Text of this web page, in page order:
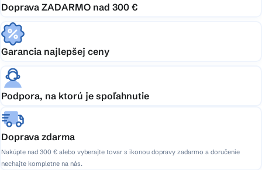
Doprava ZADARMO nad 300 €
Garancia najlepšej ceny
Podpora, na ktorú je spoľahnutie
Doprava zdarma
Nakúpte nad 300 € alebo vyberajte tovar s ikonou dopravy zadarmo a doručenie
nechajte kompletne na nás.